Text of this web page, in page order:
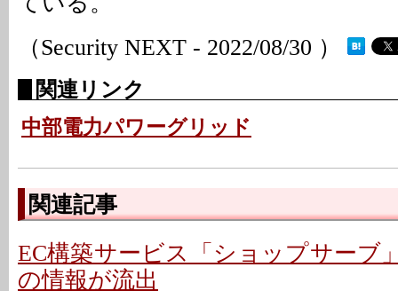
（Security NEXT - 2022/08/30 ）
関連リンク
中部電力パワーグリッド
関連記事
EC構築サービス「ショップサーブ
の情報が流出